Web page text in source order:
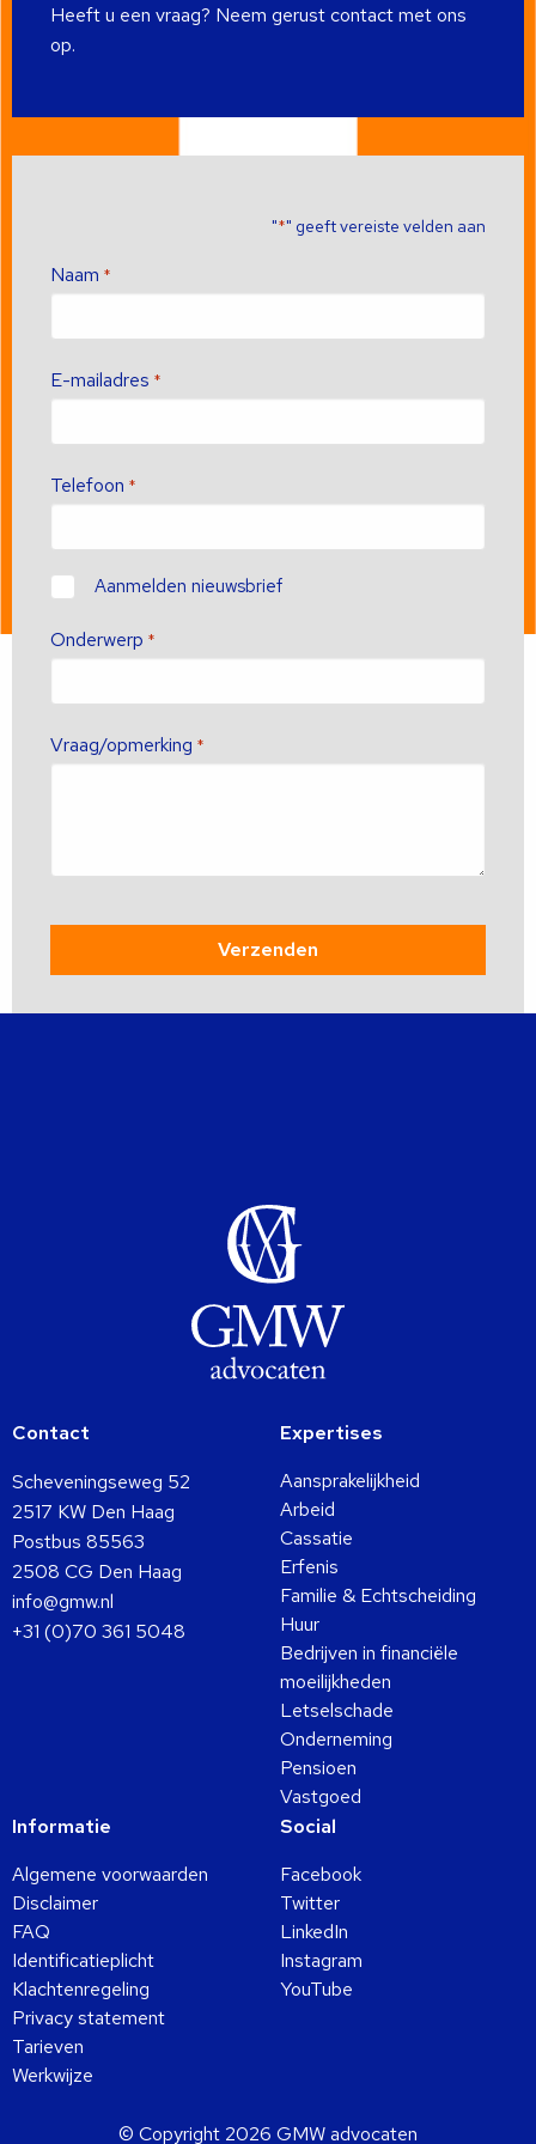
Heeft u een vraag? Neem gerust contact met ons
op.
"*" geeft vereiste velden aan
Naam *
E-mailadres *
Telefoon *
ContactAanmelden nieuwsbrief
Onderwerp *
Vraag/opmerking *
Contact
Scheveningseweg 52
2517 KW Den Haag
Postbus 85563
2508 CG Den Haag
info@gmw.nl
+31 (0)70 361 5048
Expertises
Aansprakelijkheid
Arbeid
Cassatie
Erfenis
Familie & Echtscheiding
Huur
Bedrijven in financiële
moeilijkheden
Letselschade
Onderneming
Pensioen
Vastgoed
Informatie
Algemene voorwaarden
Disclaimer
FAQ
Identificatieplicht
Klachtenregeling
Privacy statement
Tarieven
Werkwijze
Social
Facebook
Twitter
LinkedIn
Instagram
YouTube
© Copyright 2026 GMW advocaten